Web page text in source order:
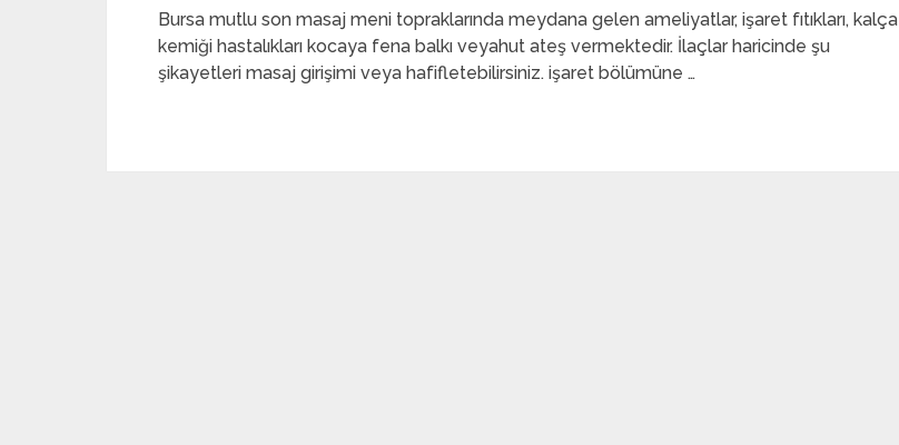
Bursa mutlu son masaj meni topraklarında meydana gelen ameliyatlar, işaret fıtıkları, kalça
kemiği hastalıkları kocaya fena balkı veyahut ateş vermektedir. İlaçlar haricinde şu
şikayetleri masaj girişimi veya hafifletebilirsiniz. işaret bölümüne …